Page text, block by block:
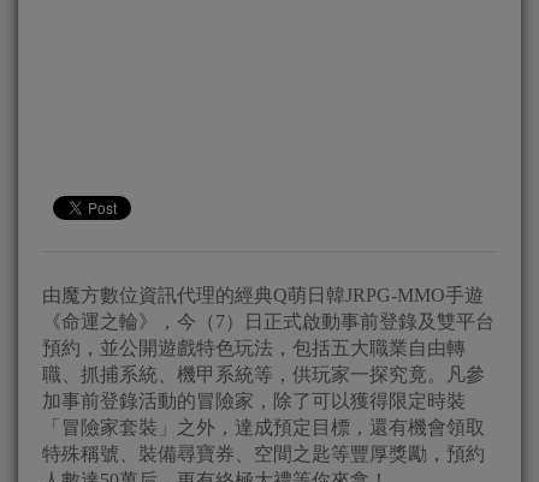
由魔方數位資訊代理的經典Q萌日韓JRPG-MMO手遊
《命運之輪》，今（7）日正式啟動事前登錄及雙平台
預約，並公開遊戲特色玩法，包括五大職業自由轉
職、抓捕系統、機甲系統等，供玩家一探究竟。凡參
加事前登錄活動的冒險家，除了可以獲得限定時裝
「冒險家套裝」之外，達成預定目標，還有機會領取
特殊稱號、裝備尋寶券、空間之匙等豐厚獎勵，預約